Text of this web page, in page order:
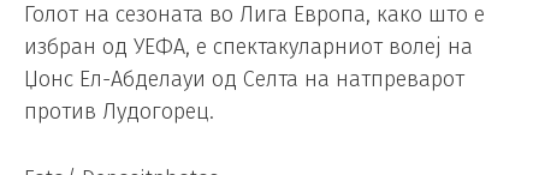
Голот на сезоната во Лига Европа, како што е
избран од УЕФА, е спектакуларниот волеј на
Џонс Ел-Абделауи од Селта на натпреварот
против Лудогорец.